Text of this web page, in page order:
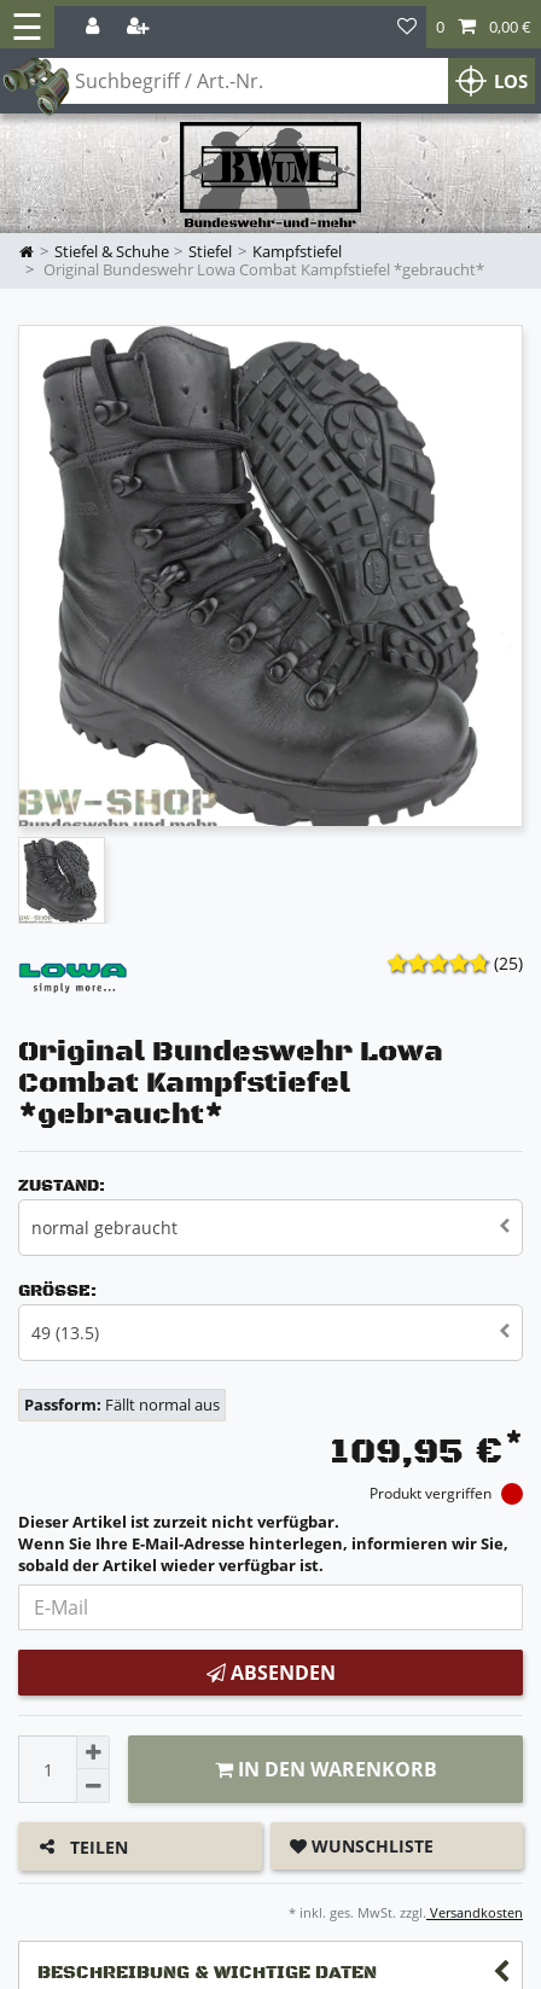
☰
LOS
0 0,00 €
Stiefel & Schuhe Stiefel
Kampfstiefel
Original Bundeswehr Lowa Combat Kampfstiefel *gebraucht*
(25)
Original Bundeswehr Lowa
Combat Kampfstiefel
*gebraucht*
ZUSTAND:
normal gebraucht
GRÖSSE:
49 (13.5)
Passform: Fällt normal aus
109,95 €*
Produkt vergriffen
Dieser Artikel ist zurzeit nicht verfügbar.
Wenn Sie Ihre E-Mail-Adresse hinterlegen, informieren wir Sie,
sobald der Artikel wieder verfügbar ist.
ABSENDEN
IN DEN WARENKORB
TEILEN WUNSCHLISTE
* inkl. ges. MwSt. zzgl. Versandkosten
BESCHREIBUNG & WICHTIGE DATEN